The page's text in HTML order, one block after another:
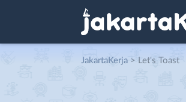
JakartaKerja > Let's Toast